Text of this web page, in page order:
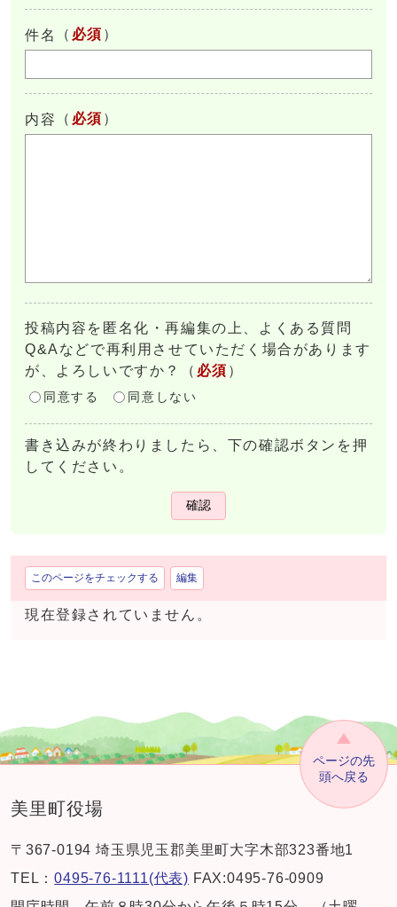
件名 （ 必須 ）
内容 （ 必須 ）
投稿内容を匿名化・再編集の上、よくある質問
Q&Aなどで再利用させていただく場合があります
が、よろしいですか？
（ 必須 ）
同意する 同意しない
書き込みが終わりましたら、下の確認ボタンを押
してください。
確認
このページをチェックする 編集
現在登録されていません。
ページの先
頭へ戻る
美里町役場
〒367-0194 埼玉県児玉郡美里町大字木部323番地1
TEL：0495-76-1111(代表) FAX:0495-76-0909